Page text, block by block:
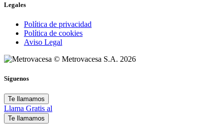
Legales
Política de privacidad
Política de cookies
Aviso Legal
© Metrovacesa S.A. 2026
Síguenos
Te llamamos
Llama Gratis al
Te llamamos